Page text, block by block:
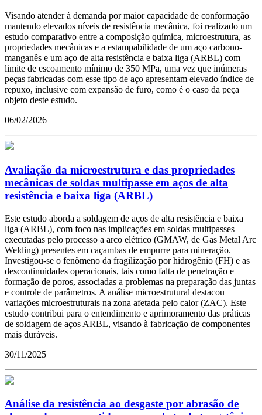
Visando atender à demanda por maior capacidade de conformação
mantendo elevados níveis de resistência mecânica, foi realizado um
estudo comparativo entre a composição química, microestrutura, as
propriedades mecânicas e a estampabilidade de um aço carbono-
manganês e um aço de alta resistência e baixa liga (ARBL) com
limite de escoamento mínimo de 350 MPa, uma vez que inúmeras
peças fabricadas com esse tipo de aço apresentam elevado índice de
repuxo, inclusive com expansão de furo, como é o caso da peça
objeto deste estudo.
06/02/2026
Avaliação da microestrutura e das propriedades
mecânicas de soldas multipasse em aços de alta
resistência e baixa liga (ARBL)
Este estudo aborda a soldagem de aços de alta resistência e baixa
liga (ARBL), com foco nas implicações em soldas multipasses
executadas pelo processo a arco elétrico (GMAW, de Gas Metal Arc
Welding) presentes em caçambas de empurre para mineração.
Investigou-se o fenômeno da fragilização por hidrogênio (FH) e as
descontinuidades operacionais, tais como falta de penetração e
formação de poros, associadas a problemas na preparação das juntas
e controle de parâmetros. A análise microestrutural destacou
variações microestruturais na zona afetada pelo calor (ZAC). Este
estudo contribui para o entendimento e aprimoramento das práticas
de soldagem de aços ARBL, visando à fabricação de componentes
mais duráveis.
30/11/2025
Análise da resistência ao desgaste por abrasão de